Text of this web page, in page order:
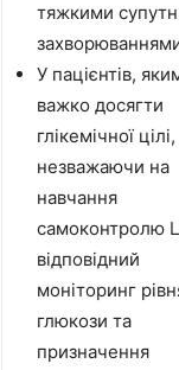
тяжкими
У пацієнтів,
важко досягти
глікемічної цілі,
незважаючи на
навчання
самоконтролю
відповідний
моніторинг
глюкози та
призначення